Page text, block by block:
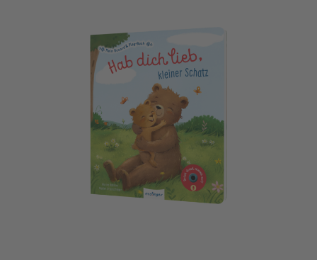
Mein Record & Play-Buch: Hab dich lieb, kleiner Schatz